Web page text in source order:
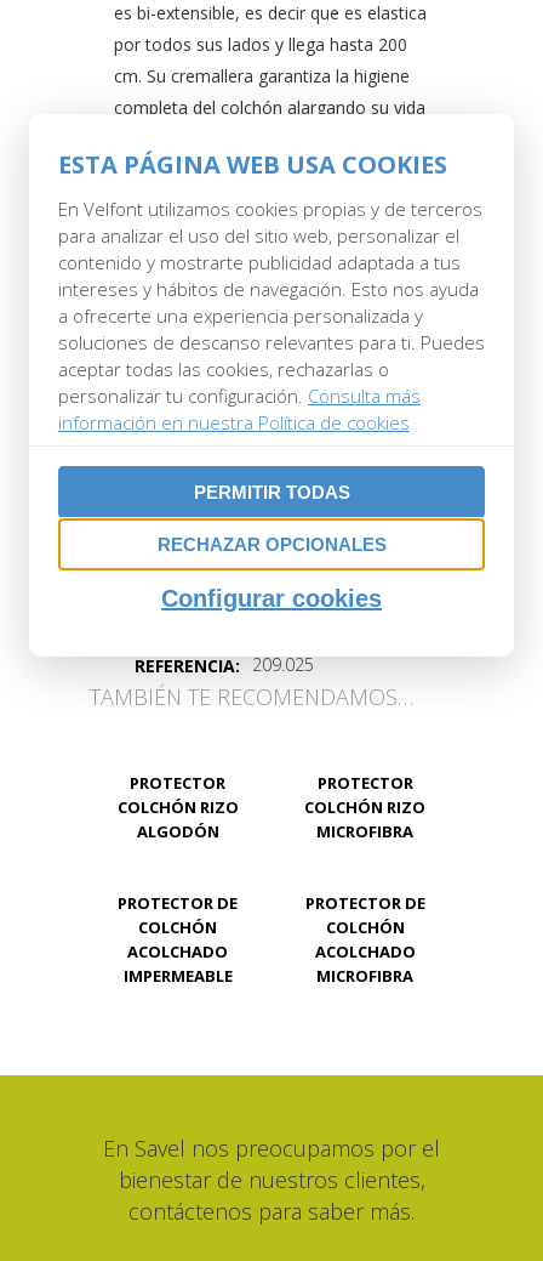
ESTA PÁGINA WEB USA COOKIES
En Velfont utilizamos cookies propias y de terceros
para analizar el uso del sitio web, personalizar el
contenido y mostrarte publicidad adaptada a tus
intereses y hábitos de navegación. Esto nos ayuda
a ofrecerte una experiencia personalizada y
soluciones de descanso relevantes para ti. Puedes
aceptar todas las cookies, rechazarlas o
personalizar tu configuración. Consulta más
información en nuestra Política de cookies
PERMITIR TODAS
RECHAZAR OPCIONALES
Configurar cookies
es bi-extensible, es decir que es elastica
por todos sus lados y llega hasta 200
cm. Su cremallera garantiza la higiene
completa del colchón alargando su vida
las siguientes medidas: 90 cm, 105 cm,
135 cm, 140 cm, 150 cm, 160 cm, 180
cm.
COMPOSICIÓN
100% poliéster
CONDICIONES DE
LAVADO
REFERENCIA: 209.025
TAMBIÉN TE RECOMENDAMOS…
PROTECTOR
COLCHÓN RIZO
ALGODÓN
PROTECTOR
COLCHÓN RIZO
MICROFIBRA
PROTECTOR DE
COLCHÓN
ACOLCHADO
IMPERMEABLE
PROTECTOR DE
COLCHÓN
ACOLCHADO
MICROFIBRA
En Savel nos preocupamos por el
bienestar de nuestros clientes,
contáctenos para saber más.